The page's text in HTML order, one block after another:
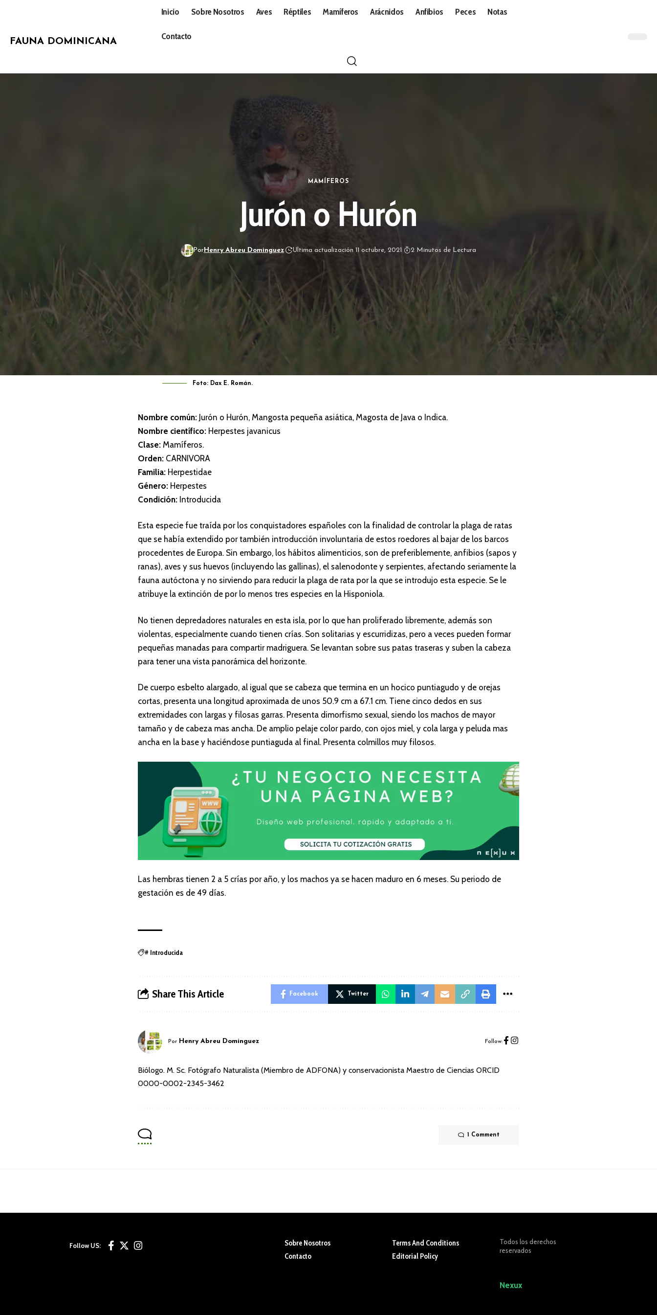
FAUNA DOMINICANA
Inicio Sobre Nosotros Aves Réptiles Mamíferos Arácnidos Anfibios Peces Notas
Contacto
MAMÍFEROS
Jurón o Hurón
PorHenry Abreu Dominguez Ultima actualización 11 octubre, 2021 2 Minutos de Lectura
Foto: Dax E. Román.
Nombre común: Jurón o Hurón, Mangosta pequeña asiática, Magosta de Java o Indica.
Nombre científico: Herpestes javanicus
Clase: Mamíferos.
Orden: CARNIVORA
Familia: Herpestidae
Género: Herpestes
Condición: Introducida
Esta especie fue traída por los conquistadores españoles con la finalidad de controlar la plaga de ratas
que se había extendido por también introducción involuntaria de estos roedores al bajar de los barcos
procedentes de Europa. Sin embargo, los hábitos alimenticios, son de preferiblemente, anfibios (sapos y
ranas), aves y sus huevos (incluyendo las gallinas), el salenodonte y serpientes, afectando seriamente la
fauna autóctona y no sirviendo para reducir la plaga de rata por la que se introdujo esta especie. Se le
atribuye la extinción de por lo menos tres especies en la Hisponiola.
No tienen depredadores naturales en esta isla, por lo que han proliferado libremente, además son
violentas, especialmente cuando tienen crías. Son solitarias y escurridizas, pero a veces pueden formar
pequeñas manadas para compartir madriguera. Se levantan sobre sus patas traseras y suben la cabeza
para tener una vista panorámica del horizonte.
De cuerpo esbelto alargado, al igual que se cabeza que termina en un hocico puntiagudo y de orejas
cortas, presenta una longitud aproximada de unos 50.9 cm a 67.1 cm. Tiene cinco dedos en sus
extremidades con largas y filosas garras. Presenta dimorfismo sexual, siendo los machos de mayor
tamaño y de cabeza mas ancha. De amplio pelaje color pardo, con ojos miel, y cola larga y peluda mas
ancha en la base y haciéndose puntiaguda al final. Presenta colmillos muy filosos.
Las hembras tienen 2 a 5 crías por año, y los machos ya se hacen maduro en 6 meses. Su periodo de
gestación es de 49 días.
# Introducida
Share This Article Facebook Twitter
Por Henry Abreu Dominguez Follow:
Biólogo. M. Sc. Fotógrafo Naturalista (Miembro de ADFONA) y conservacionista Maestro de Ciencias ORCID
0000-0002-2345-3462
1 Comment
Follow US:
Sobre Nosotros
Contacto
Terms And Conditions
Editorial Policy
Todos los derechos
reservados
Nexux